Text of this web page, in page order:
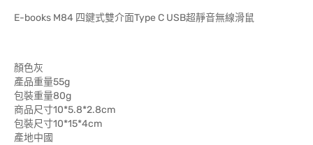
E-books M84 四鍵式雙介面Type C USB超靜音無線滑鼠
顏色灰
產品重量55g
包裝重量80g
商品尺寸10*5.8*2.8cm
包裝尺寸10*15*4cm
產地中國